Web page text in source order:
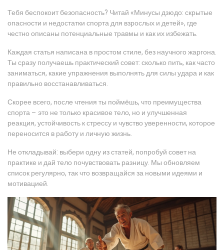
Тебя беспокоит безопасность? Читай «Минусы дзюдо: скрытые
опасности и недостатки спорта для взрослых и детей», где
честно описаны потенциальные травмы и как их избежать.
Каждая статья написана в простом стиле, без научного жаргона.
Ты сразу получаешь практический совет: сколько пить, как часто
заниматься, какие упражнения выполнять для силы удара и как
правильно восстанавливаться.
Скорее всего, после чтения ты поймёшь, что преимущества
спорта – это не только красивое тело, но и улучшенная
реакция, устойчивость к стрессу и чувство уверенности, которое
переносится в работу и личную жизнь.
Не откладывай: выбери одну из статей, попробуй совет на
практике и дай тело почувствовать разницу. Мы обновляем
список регулярно, так что возвращайся за новыми идеями и
мотивацией.